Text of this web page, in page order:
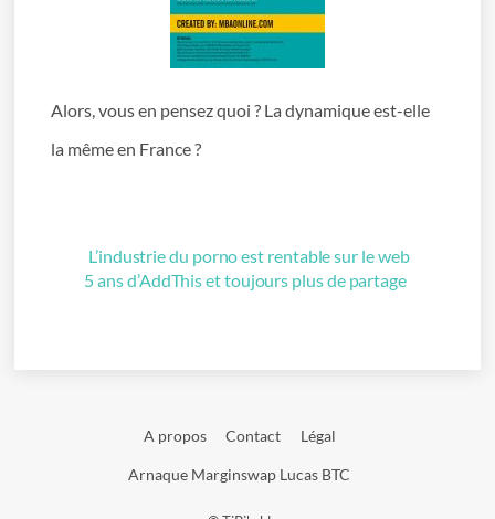
Alors, vous en pensez quoi ? La dynamique est-elle
la même en France ?
L’industrie du porno est rentable sur le web
5 ans d’AddThis et toujours plus de partage
A propos Contact Légal
Arnaque Marginswap Lucas BTC